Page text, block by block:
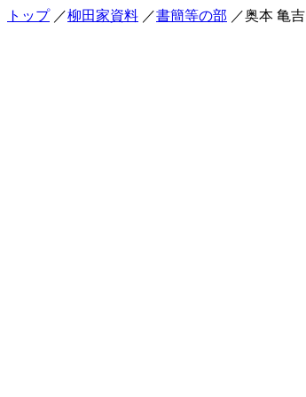
トップ ／柳田家資料 ／書簡等の部 ／奥本 亀吉